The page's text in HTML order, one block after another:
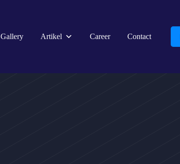
Gallery Artikel Career Contact